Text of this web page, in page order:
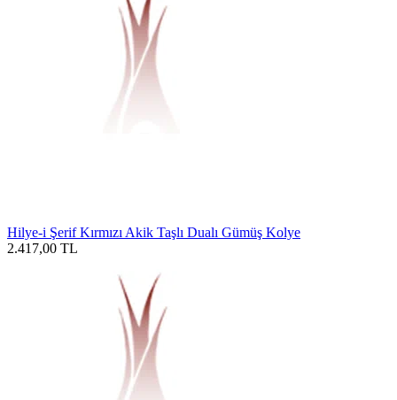
Hilye-i Şerif Kırmızı Akik Taşlı Dualı Gümüş Kolye
2.417,00 TL